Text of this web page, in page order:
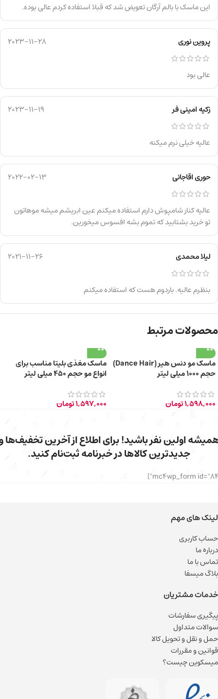
این ماسک با بالم آرگان تعویض شد که قبلا استفاده کردم عالی بوده.
پروین نوری 2023-11-28
عالی بود
زکیه امینی فر 2023-11-19
عالیه خیلی نرم میکنه
حوری اقاجانی 2022-02-13
عالیه کنار شامپوش دارم استفاده میکنم عین ابریشم میشه موهاتون
تو خرید بشتابید که تموم بشه افسوس میخورین.
لیلا محمدی 2021-11-26
بنظرم عالیه. باردوم هست که استفاده میکنم
محصولات مرتبط
ماسک مو دنس هیر (Dance Hair)
حجم ۱۰۰۰ میلی لیتر
1,598,000تومان
ماسک مغذی بلیتا مناسب برای
انواع مو حجم 450 میلی لیتر
1,597,000تومان
اولین نفر باشید! برای اطلاع از آخرین تخفیف‌ها
جدیدترین کالاها در خبرنامه ثبت‌نام کنید.
لینک های مهم
حساب کاربری
درباره ما
تماس با ما
بلاگ میسفا
خدمات مشتریان
پیگیری سفارشات
سوالات متداول
حمل و نقل و تحویل کالا
قوانین و مقررات
میسکوین چیست؟